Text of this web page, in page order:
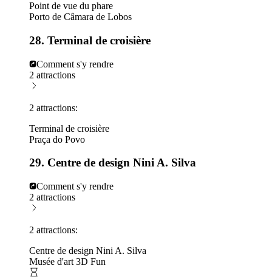
Point de vue du phare
Porto de Câmara de Lobos
28. Terminal de croisière
Comment s'y rendre
2 attractions
2 attractions:
Terminal de croisière
Praça do Povo
29. Centre de design Nini A. Silva
Comment s'y rendre
2 attractions
2 attractions:
Centre de design Nini A. Silva
Musée d'art 3D Fun